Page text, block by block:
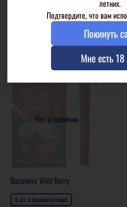
Нет в наличии
Bucanero Wild Berry
5 шт. в бумажной пачке
летних.
Подтвердите, что вам
Покинуть
Мне есть 18